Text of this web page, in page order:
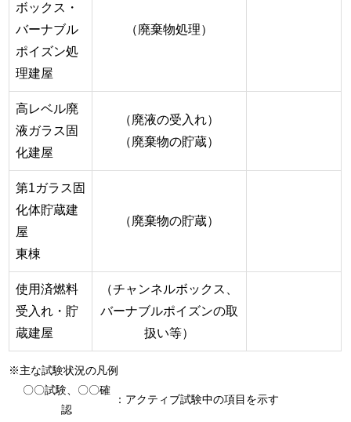
ボックス・
バーナブル
ポイズン処
理建屋
（廃棄物処理）
高レベル廃
液ガラス固
化建屋
（廃液の受入れ）
（廃棄物の貯蔵）
第1ガラス固
化体貯蔵建
屋
東棟
（廃棄物の貯蔵）
使用済燃料
受入れ・貯
蔵建屋
（チャンネルボックス、
バーナブルポイズンの取
扱い等）
※主な試験状況の凡例
〇〇試験、〇〇確
認
：アクティブ試験中の項目を示す